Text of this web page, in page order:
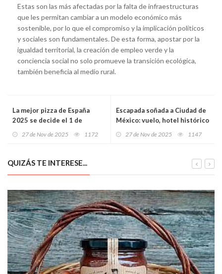
Estas son las más afectadas por la falta de infraestructuras
que les permitan cambiar a un modelo económico más
sostenible, por lo que el compromiso y la implicación políticos
y sociales son fundamentales. De esta forma, apostar por la
igualdad territorial, la creación de empleo verde y la
conciencia social no solo promueve la transición ecológica,
también beneficia al medio rural.
La mejor pizza de España
2025 se decide el 1 de
27 de Nov de 2025 1172
Escapada soñada a Ciudad de
México: vuelo, hotel histórico
27 de Nov de 2025 1147
QUIZÁS TE INTERESE...